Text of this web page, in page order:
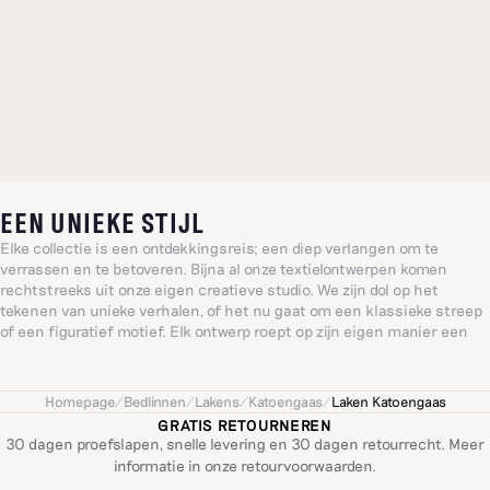
EEN UNIEKE STIJL
Elke collectie is een ontdekkingsreis; een diep verlangen om te
verrassen en te betoveren. Bijna al onze textielontwerpen komen
rechtstreeks uit onze eigen creatieve studio. We zijn dol op het
tekenen van unieke verhalen, of het nu gaat om een klassieke streep
of een figuratief motief. Elk ontwerp roept op zijn eigen manier een
Homepage/Bedlinnen/Lakens/Katoengaas/Laken Katoengaas
GRATIS RETOURNEREN
30 dagen proefslapen, snelle levering en 30 dagen retourrecht. Meer
informatie in onze retourvoorwaarden.